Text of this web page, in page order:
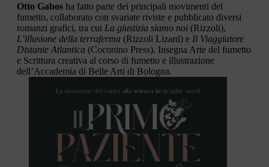
Otto Gabos ha fatto parte dei principali movimenti del
fumetto, collaborato con svariate riviste e pubblicato diversi
romanzi grafici, tra cui La giustizia siamo noi (Rizzoli),
L’illusione della terraferma (Rizzoli Lizard) e Il Viaggiatore
Distante Atlantica (Coconino Press). Insegna Arte del fumetto
e Scrittura creativa al corso di fumetto e illustrazione
dell’Accademia di Belle Arti di Bologna.